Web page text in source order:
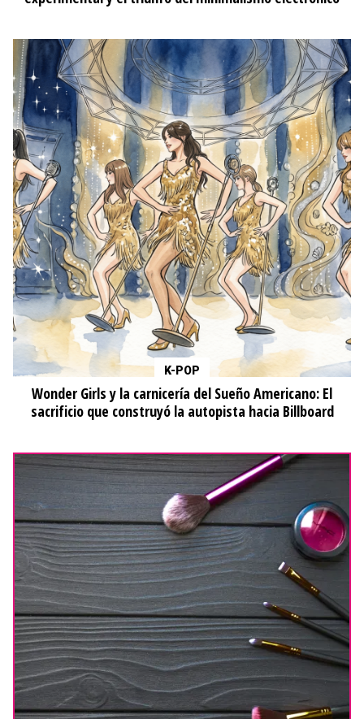
K-POP
Wonder Girls y la carnicería del Sueño Americano: El
sacrificio que construyó la autopista hacia Billboard